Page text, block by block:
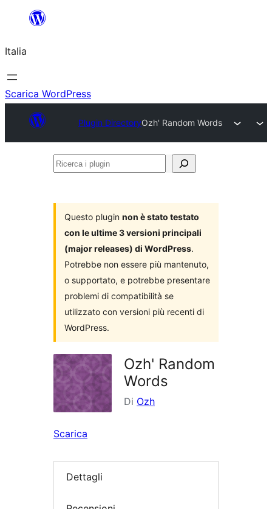
contenuto
Italia
Scarica WordPress
Plugin DirectoryOzh' Random Words
Ricerca
Questo plugin non è stato testato
con le ultime 3 versioni principali
(major releases) di WordPress.
Potrebbe non essere più mantenuto,
o supportato, e potrebbe presentare
problemi di compatibilità se
utilizzato con versioni più recenti di
WordPress.
Ozh' Random
Words
Di Ozh
Scarica
Dettagli